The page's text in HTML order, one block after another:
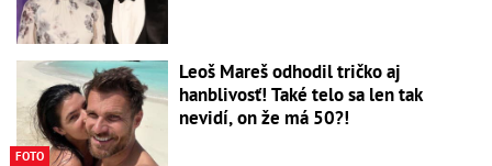
FOTO
Leoš Mareš odhodil tričko aj
hanblivosť! Také telo sa len tak
nevidí, on že má 50?!